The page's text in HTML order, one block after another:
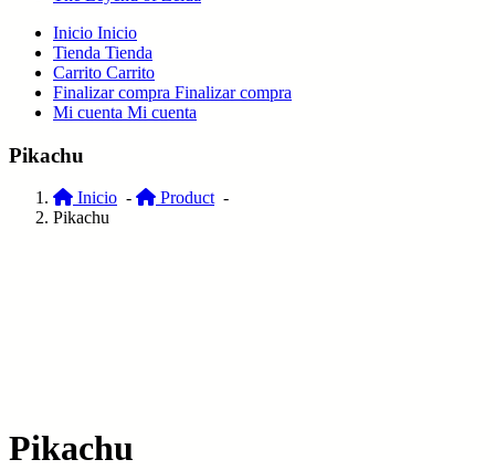
Inicio Inicio
Tienda Tienda
Carrito Carrito
Finalizar compra Finalizar compra
Mi cuenta Mi cuenta
Pikachu
Inicio - Product-
Pikachu
Pikachu